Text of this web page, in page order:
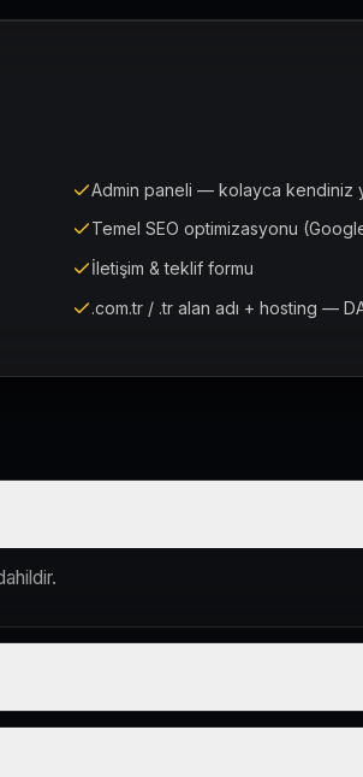
Admin paneli — kolayca kendiniz
Temel SEO optimizasyonu
İletişim & teklif formu
.com.tr / .tr alan adı + hosting —